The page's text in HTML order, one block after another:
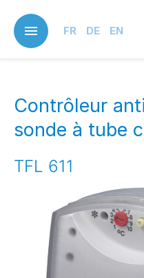
main
content
FR DE EN
Contrôleur
sonde à tube
TFL 611